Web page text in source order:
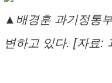
▲배경훈 과기정통
변하고 있다. [자료: